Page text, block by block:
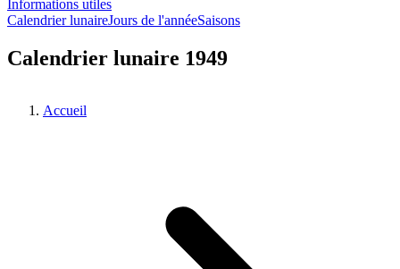
Informations utiles
Calendrier lunaireJours de l'annéeSaisons
Calendrier lunaire 1949
Accueil